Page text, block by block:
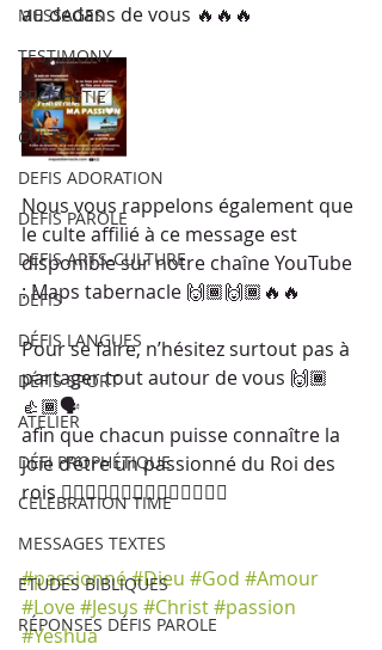
MESSAGES
TESTIMONY
PROPHÉTIE
CULTE
DEFIS ADORATION
DEFIS PAROLE
DEFIS ARTS-CULTURE
DÉFIS
DÉFIS LANGUES
DÉFIS SPORT
ATELIER
DÉFI PROPHÉTIQUE
CELEBRATION TIME
MESSAGES TEXTES
ETUDES BIBLIQUES
RÉPONSES DÉFIS PAROLE
au dedans de vous 🔥🔥🔥
Nous vous rappelons également que
le culte affilié à ce message est
disponible sur notre chaîne YouTube
: Maps tabernacle 🙌🏾🙌🏾🔥🔥
Pour se faire, n’hésitez surtout pas à
partager tout autour de vous 🙌🏾
👍🏾🗣
afin que chacun puisse connaître la
joie d’être un passionné du Roi des
rois ❤️‍🔥❤️‍🔥❤️‍🔥✨✨🙌🏾🙌🏾🙏🏾
#passionné#Dieu #God #Amour
#Love#Jesus #Christ#passion
#Yeshua